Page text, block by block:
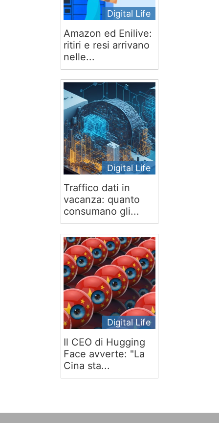
Digital Life
Amazon ed Enilive:
ritiri e resi arrivano
nelle...
Digital Life
Traffico dati in
vacanza: quanto
consumano gli...
Digital Life
Il CEO di Hugging
Face avverte: "La
Cina sta...